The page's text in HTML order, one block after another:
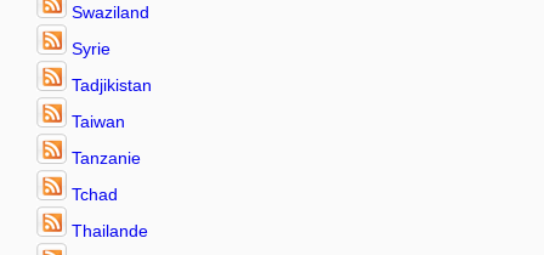
Swaziland
Syrie
Tadjikistan
Taiwan
Tanzanie
Tchad
Thailande